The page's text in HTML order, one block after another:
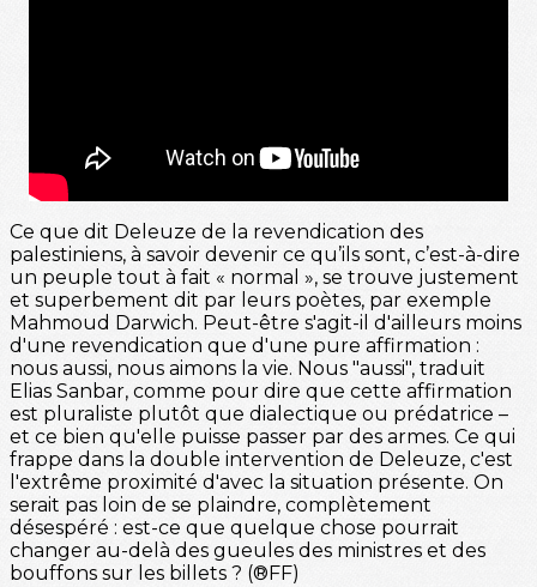
Ce que dit Deleuze de la revendication des
palestiniens, à savoir devenir ce qu’ils sont, c’est-à-dire
un peuple tout à fait « normal », se trouve justement
et superbement dit par leurs poètes, par exemple
Mahmoud Darwich. Peut-être s'agit-il d'ailleurs moins
d'une revendication que d'une pure affirmation :
nous aussi, nous aimons la vie. Nous "aussi", traduit
Elias Sanbar, comme pour dire que cette affirmation
est pluraliste plutôt que dialectique ou prédatrice –
et ce bien qu'elle puisse passer par des armes. Ce qui
frappe dans la double intervention de Deleuze, c'est
l'extrême proximité d'avec la situation présente. On
serait pas loin de se plaindre, complètement
désespéré : est-ce que quelque chose pourrait
changer au-delà des gueules des ministres et des
bouffons sur les billets ? (®FF)